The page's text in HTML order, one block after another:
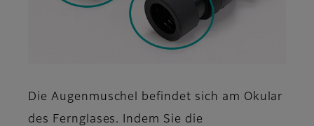
Die Augenmuschel befindet sich am Okular
des Fernglases. Indem Sie die